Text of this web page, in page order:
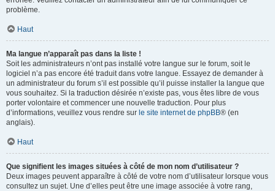
problème.
Haut
Ma langue n’apparaît pas dans la liste !
Soit les administrateurs n’ont pas installé votre langue sur le forum, soit le
logiciel n’a pas encore été traduit dans votre langue. Essayez de demander à
un administrateur du forum s’il est possible qu’il puisse installer la langue que
vous souhaitez. Si la traduction désirée n’existe pas, vous êtes libre de vous
porter volontaire et commencer une nouvelle traduction. Pour plus
d’informations, veuillez vous rendre sur le site internet de phpBB® (en
anglais).
Haut
Que signifient les images situées à côté de mon nom d’utilisateur ?
Deux images peuvent apparaître à côté de votre nom d’utilisateur lorsque vous
consultez un sujet. Une d’elles peut être une image associée à votre rang,